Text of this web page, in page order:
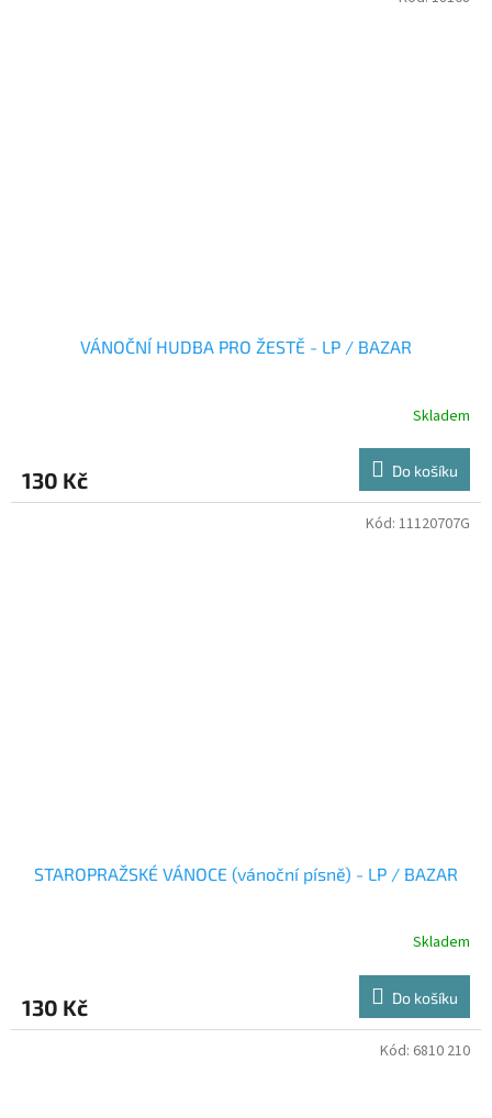
VÁNOČNÍ HUDBA PRO ŽESTĚ - LP / BAZAR
Skladem
130 Kč Do košíku
STAROPRAŽSKÉ VÁNOCE (vánoční písně) - LP / BAZAR
Skladem
130 Kč Do košíku
Kód: 11120707G
Kód: 6810 210